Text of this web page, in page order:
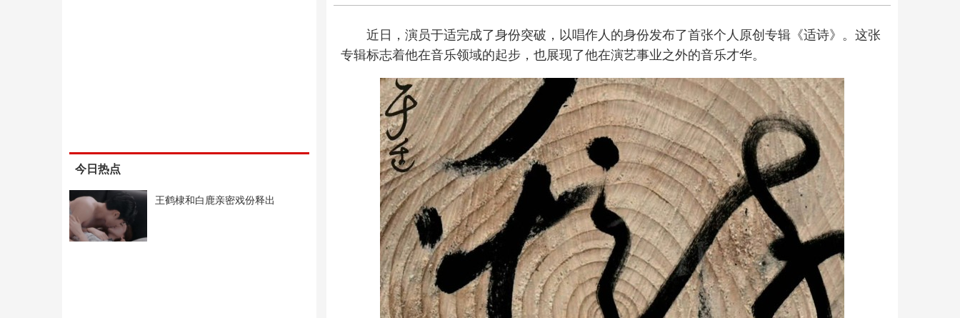
今日热点
王鹤棣和白鹿亲密戏份释出
近日，演员于适完成了身份突破，以唱作人的身份发布了首张个人原创专辑《适诗》。这张
专辑标志着他在音乐领域的起步，也展现了他在演艺事业之外的音乐才华。